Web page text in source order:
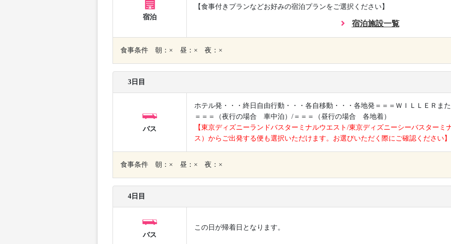
宿泊
【食事付きプランなどお好みの宿泊プランをご選択ください】
宿泊施設一覧
食事条件 朝：× 昼：× 夜：×
3日目
バス
ホテル発・・・終日自由行動・・・各自移動・・・各地発＝＝＝ＷＩＬＬＥＲま
＝＝＝（夜行の場合 車中泊）/＝＝＝（昼行の場合 各地着）
【東京ディズニーランドバスターミナルウエスト/東京ディズニーシーバスターミ
ス）からご出発する便も選択いただけます。お選びいただく際にご確認ください】
食事条件 朝：× 昼：× 夜：×
4日目
バス
この日が帰着日となります。